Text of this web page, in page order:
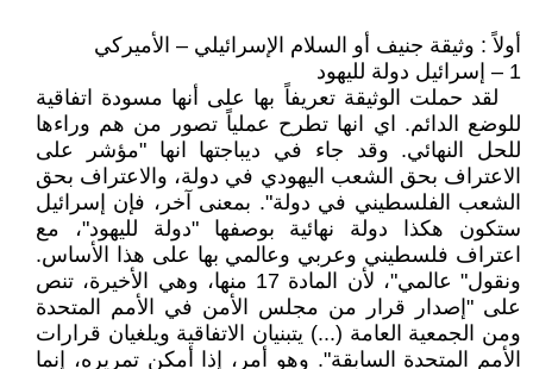
أولاً : وثيقة جنيف أو السلام الإسرائيلي – الأميركي
1 – إسرائيل دولة لليهود
لقد حملت الوثيقة تعريفاً بها على أنها مسودة اتفاقية
للوضع الدائم. اي انها تطرح عملياً تصور من هم وراءها
للحل النهائي. وقد جاء في ديباجتها انها "مؤشر على
الاعتراف بحق الشعب اليهودي في دولة، والاعتراف بحق
الشعب الفلسطيني في دولة". بمعنى آخر، فإن إسرائيل
ستكون هكذا دولة نهائية بوصفها "دولة لليهود"، مع
اعتراف فلسطيني وعربي وعالمي بها على هذا الأساس.
ونقول" عالمي"، لأن المادة 17 منها، وهي الأخيرة، تنص
على "إصدار قرار من مجلس الأمن في الأمم المتحدة
ومن الجمعية العامة (...) يتبنيان الاتفاقية ويلغيان قرارات
الأمم المتحدة السابقة". وهو أمر، إذا أمكن تمريره، إنما